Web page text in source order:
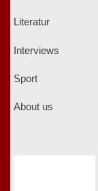
Literatur
Interviews
Sport
About us